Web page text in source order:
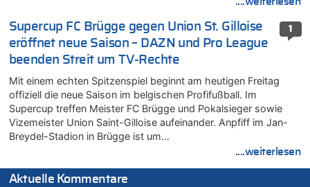
1
Supercup FC Brügge gegen Union St. Gilloise
eröffnet neue Saison – DAZN und Pro League
beenden Streit um TV-Rechte
Mit einem echten Spitzenspiel beginnt am heutigen Freitag
offiziell die neue Saison im belgischen Profifußball. Im
Supercup treffen Meister FC Brügge und Pokalsieger sowie
Vizemeister Union Saint-Gilloise aufeinander. Anpfiff im Jan-
Breydel-Stadion in Brügge ist um…
....weiterlesen
Aktuelle Kommentare